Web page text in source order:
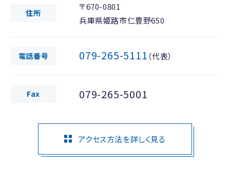
住所
〒670-0801
兵庫県姫路市仁豊野650
電話番号 079-265-5111 （代表）
Fax 079-265-5001
アクセス方法を詳しく見る